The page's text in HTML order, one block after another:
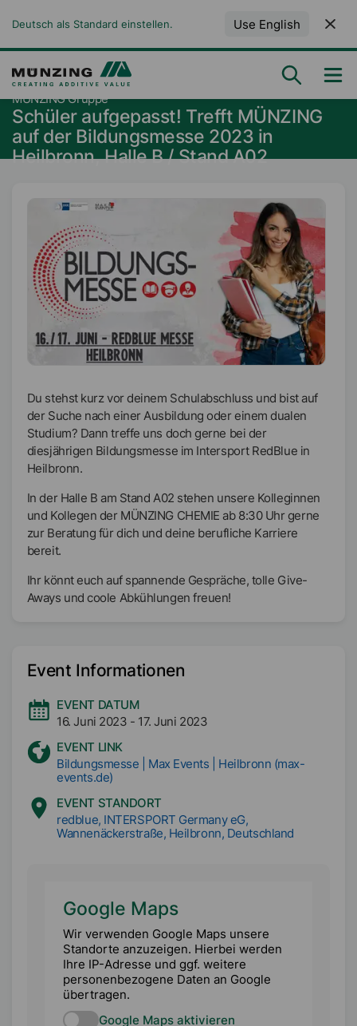
Deutsch als Standard einstellen. Use English
MÜNZING Gruppe
Schüler aufgepasst! Trefft MÜNZING
auf der Bildungsmesse 2023 in
Heilbronn, Halle B / Stand A02
Du stehst kurz vor deinem Schulabschluss und bist auf
der Suche nach einer Ausbildung oder einem dualen
Studium? Dann treffe uns doch gerne bei der
diesjährigen Bildungsmesse im Intersport RedBlue in
Heilbronn.
In der Halle B am Stand A02 stehen unsere Kolleginnen
und Kollegen der MÜNZING CHEMIE ab 8:30 Uhr gerne
zur Beratung für dich und deine berufliche Karriere
bereit.
Ihr könnt euch auf spannende Gespräche, tolle Give-
Aways und coole Abkühlungen freuen!
Event Informationen
EVENT DATUM
16. Juni 2023 - 17. Juni 2023
EVENT LINK
Bildungsmesse | Max Events | Heilbronn (max-
events.de)
EVENT STANDORT
redblue, INTERSPORT Germany eG,
Wannenäckerstraße, Heilbronn, Deutschland
Google Maps
Wir verwenden Google Maps unsere
Standorte anzuzeigen. Hierbei werden
Ihre IP-Adresse und ggf. weitere
personenbezogene Daten an Google
übertragen.
Google Maps aktivieren